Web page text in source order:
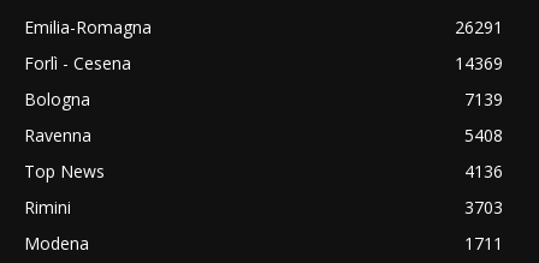
Emilia-Romagna
26291
Forlì - Cesena
14369
Bologna
7139
Ravenna
5408
Top News
4136
Rimini
3703
Modena
1711